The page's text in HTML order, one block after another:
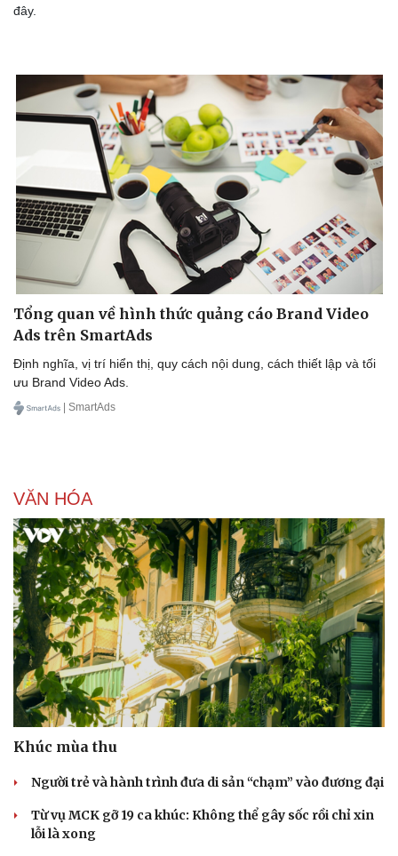
Doanh nghiệp
Thông tin doanh nghiệp
Doanh nghiệp 24h
Công nghệ
Sành điệu
Tin Công nghệ
Trải nghiệm
Chuyển đổi số
đây.
Tổng quan về hình thức quảng cáo Brand Video
Ads trên SmartAds
Định nghĩa, vị trí hiển thị, quy cách nội dung, cách thiết lập và tối
ưu Brand Video Ads.
| SmartAds
VĂN HÓA
Khúc mùa thu
Người trẻ và hành trình đưa di sản “chạm” vào đương đại
Từ vụ MCK gỡ 19 ca khúc: Không thể gây sốc rồi chỉ xin
lỗi là xong